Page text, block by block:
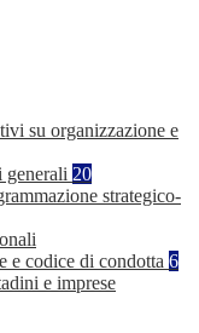
su organizzazione e
20
strategico-
e codice di condotta 6
e imprese